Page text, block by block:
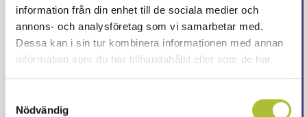
information från din enhet till de sociala medier och
annons- och analysföretag som vi samarbetar med.
Dessa kan i sin tur kombinera informationen med annan
information som du har tillhandahållit eller som de har
samlat in när du har använt deras tjänster.
Nödvändig
Ansök här
Eller är ditt företag redan medlem?Skapa ett
konto här
Logga in